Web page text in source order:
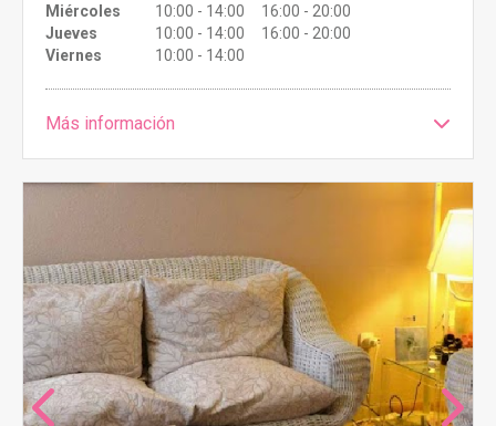
Miércoles
10:00 - 14:00 16:00 - 20:00
Jueves
10:00 - 14:00 16:00 - 20:00
Viernes
10:00 - 14:00
Más información